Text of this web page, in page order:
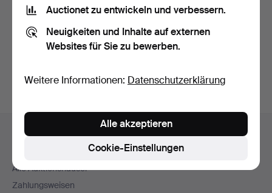
Datenschutzerklärungzur Kenntnis genommen habe.
Konto erstellen
Navigation
Hilfe und Kontakt
Kontakt mit dem Support aufnehmen
Alle Auktionshäuser
Zahlungsweisen
Auctionet zu entwickeln und verbessern.
Neuigkeiten und Inhalte auf externen
Websites für Sie zu bewerben.
Weitere Informationen: Datenschutzerklärung
Cookie-Einstellungen
Alle akzeptieren